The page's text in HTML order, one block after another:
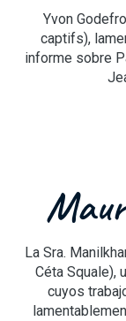
Yvon
captifs),
informe sobre
La Sra.
Céta Squale),
cuyos